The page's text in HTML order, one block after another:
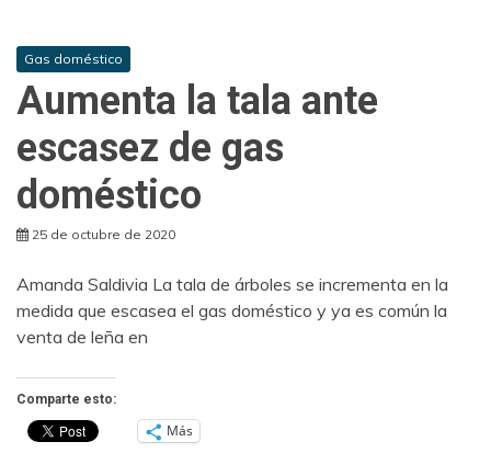
Gas doméstico
Aumenta la tala ante
escasez de gas
doméstico
25 de octubre de 2020
Amanda Saldivia La tala de árboles se incrementa en la
medida que escasea el gas doméstico y ya es común la
venta de leña en
Comparte esto:
Más